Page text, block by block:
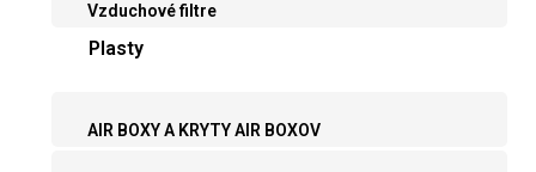
Vzduchové filtre
Plasty
AIR BOXY A KRYTY AIR BOXOV